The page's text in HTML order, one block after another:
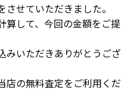
せていただきました。
算して、今回の金額をご提
みいただきありがとうござ
店の無料査定をご利用くだ